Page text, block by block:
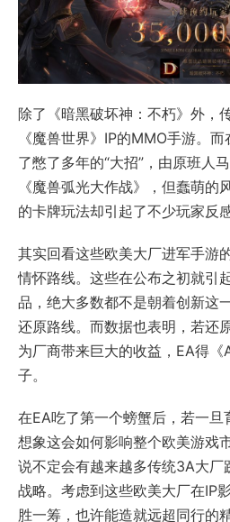
除了《暗黑破坏神：不朽》外，
《魔兽世界》IP的MMO手游。
了憋了多年的“大招”，由原班人
《魔兽弧光大作战》，但蠢萌的
的卡牌玩法却引起了不少玩家反感
其实回看这些欧美大厂进军手游
情怀路线。这些在公布之初就引
品，绝大多数都不是朝着创新这
还原路线。而数据也表明，若还
为厂商带来巨大的收益，EA得《
子。
在EA吃了第一个螃蟹后，若一
想象这会如何影响整个欧美游戏
说不定会有越来越多传统3A大厂
战略。考虑到这些欧美大厂在IP
胜一筹，也许能造就远超同行的精